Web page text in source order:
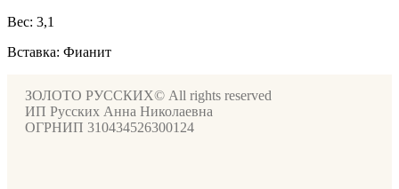
Вес: 3,1
Вставка: Фианит
ЗОЛОТО РУССКИХ© All rights reserved
ИП Русских Анна Николаевна
ОГРНИП 310434526300124